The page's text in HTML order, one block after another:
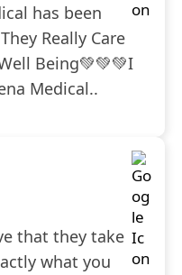
has been
Really Care
Being💚💚💚I
Medical..
that they take
what you